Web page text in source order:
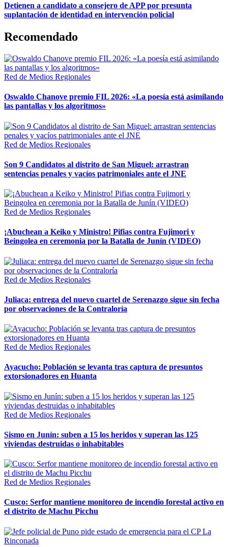
Detienen a candidato a consejero de APP por presunta
suplantación de identidad en intervención policial
Recomendado
Red de Medios Regionales
Oswaldo Chanove premio FIL 2026: «La poesía está asimilando
las pantallas y los algoritmos»
Red de Medios Regionales
Son 9 Candidatos al distrito de San Miguel: arrastran
sentencias penales y vacíos patrimoniales ante el JNE
Red de Medios Regionales
¡Abuchean a Keiko y Ministro! Pifias contra Fujimori y
Beingolea en ceremonia por la Batalla de Junín (VIDEO)
Red de Medios Regionales
Juliaca: entrega del nuevo cuartel de Serenazgo sigue sin fecha
por observaciones de la Contraloría
Red de Medios Regionales
Ayacucho: Población se levanta tras captura de presuntos
extorsionadores en Huanta
Red de Medios Regionales
Sismo en Junín: suben a 15 los heridos y superan las 125
viviendas destruidas o inhabitables
Red de Medios Regionales
Cusco: Serfor mantiene monitoreo de incendio forestal activo en
el distrito de Machu Picchu